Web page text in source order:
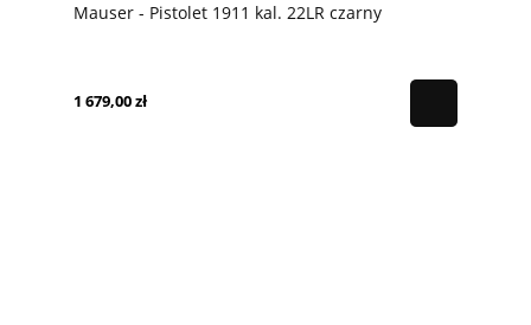
Mauser - Pistolet 1911 kal. 22LR czarny
1 679,00 zł